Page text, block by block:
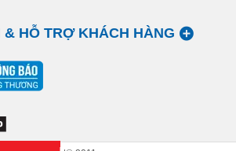
& HỖ TRỢ KHÁCH HÀNG